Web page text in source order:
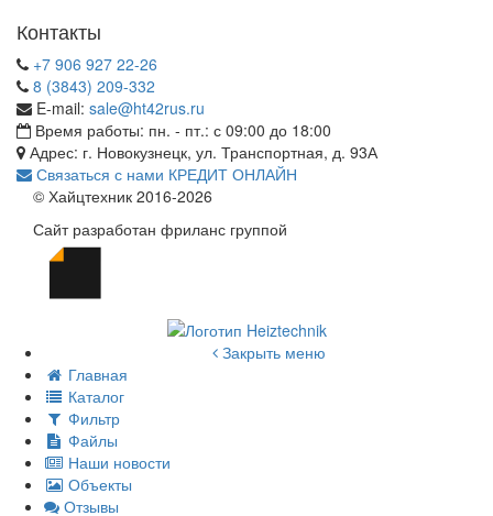
Контакты
+7 906 927 22-26
8 (3843) 209-332
E-mail: sale@ht42rus.ru
Время работы: пн. - пт.: с 09:00 до 18:00
Адрес: г. Новокузнецк, ул. Транспортная, д. 93А
Связаться с нами КРЕДИТ ОНЛАЙН
© Хайцтехник 2016-2026
Сайт разработан фриланс группой
Закрыть меню
Главная
Каталог
Фильтр
Файлы
Наши новости
Объекты
Отзывы